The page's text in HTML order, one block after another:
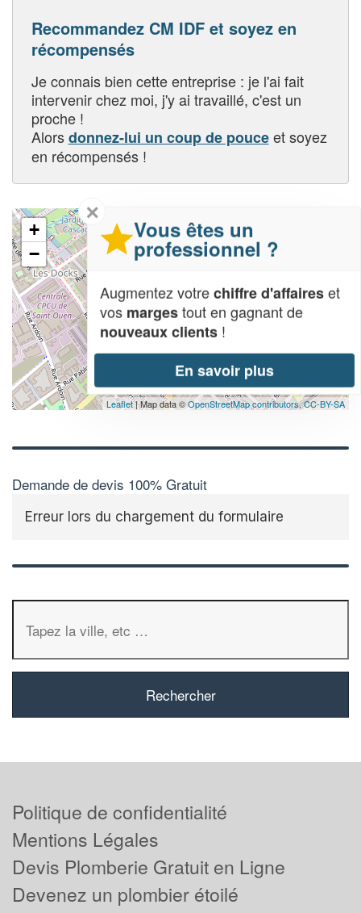
Recommandez CM IDF et soyez en
récompensés
Je connais bien cette entreprise : je l'ai fait
intervenir chez moi, j'y ai travaillé, c'est un
proche !
Alorsdonnez-lui un coup de pouceet soyez
en récompensés !
+
−
Leaflet| Map data ©OpenStreetMap contributors,CC-BY-SA
Demande de devis 100% Gratuit
Erreur lors du chargement du formulaire
✕
Vous êtes un
professionnel ?
Augmentez votrechiffre d'affaireset
vos margestout en gagnant de
nouveaux clients !
En savoir plus
Politique de confidentialité
Mentions Légales
Devis Plomberie Gratuit en Ligne
Devenez un plombier étoilé